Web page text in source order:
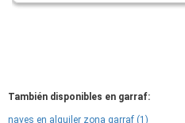
También disponibles en garraf:
naves en alquiler zona garraf (1)